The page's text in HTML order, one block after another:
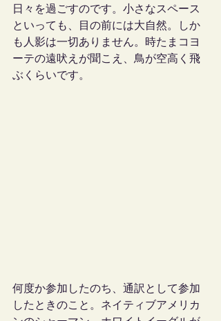
日々を過ごすのです。小さなスペース
といっても、目の前には大自然。しか
も人影は一切ありません。時たまコヨ
ーテの遠吠えが聞こえ、鳥が空高く飛
ぶくらいです。
何度か参加したのち、通訳として参加
したときのこと。ネイティブアメリカ